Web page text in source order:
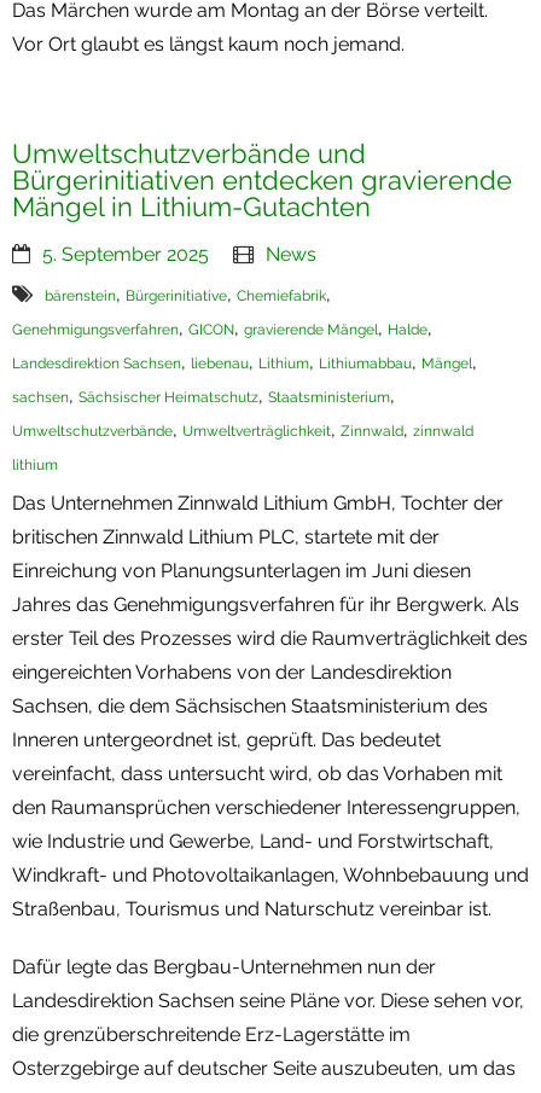
Das Märchen wurde am Montag an der Börse verteilt.
Vor Ort glaubt es längst kaum noch jemand.
Umweltschutzverbände und
Bürgerinitiativen entdecken gravierende
Mängel in Lithium-Gutachten
5. September 2025 News
bärenstein, Bürgerinitiative, Chemiefabrik,
Genehmigungsverfahren, GICON, gravierende Mängel, Halde,
Landesdirektion Sachsen, liebenau, Lithium, Lithiumabbau, Mängel,
sachsen, Sächsischer Heimatschutz, Staatsministerium,
Umweltschutzverbände, Umweltverträglichkeit, Zinnwald, zinnwald
lithium
Das Unternehmen Zinnwald Lithium GmbH, Tochter der
britischen Zinnwald Lithium PLC, startete mit der
Einreichung von Planungsunterlagen im Juni diesen
Jahres das Genehmigungsverfahren für ihr Bergwerk. Als
erster Teil des Prozesses wird die Raumverträglichkeit des
eingereichten Vorhabens von der Landesdirektion
Sachsen, die dem Sächsischen Staatsministerium des
Inneren untergeordnet ist, geprüft. Das bedeutet
vereinfacht, dass untersucht wird, ob das Vorhaben mit
den Raumansprüchen verschiedener Interessengruppen,
wie Industrie und Gewerbe, Land- und Forstwirtschaft,
Windkraft- und Photovoltaikanlagen, Wohnbebauung und
Straßenbau, Tourismus und Naturschutz vereinbar ist.
Dafür legte das Bergbau-Unternehmen nun der
Landesdirektion Sachsen seine Pläne vor. Diese sehen vor,
die grenzüberschreitende Erz-Lagerstätte im
Osterzgebirge auf deutscher Seite auszubeuten, um das